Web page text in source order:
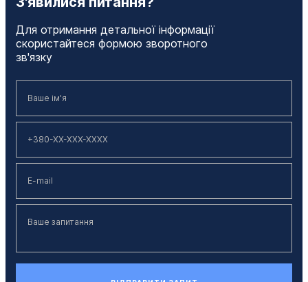
Для отримання детальної інформації
скористайтеся формою зворотного
зв'язку